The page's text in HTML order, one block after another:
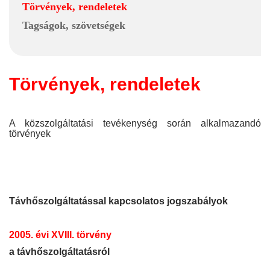
Törvények, rendeletek
Tagságok, szövetségek
Törvények, rendeletek
A közszolgáltatási tevékenység során alkalmazandó
törvények
Távhőszolgáltatással kapcsolatos jogszabályok
2005. évi XVIII. törvény
a távhőszolgáltatásról